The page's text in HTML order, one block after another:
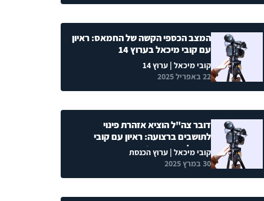
המצב הכספי הקשה של החמאס: ראיון
עם קובי מיכאל בערוץ 14
קובי מיכאל| ערוץ 14
22 באפריל 2025
דובר צה"ל הוציא אזהרת פינוי
לתושבים ברצועה: ראיון עם קובי
מיכאל בערוץ הכנסת
קובי מיכאל| ערוץ הכנסת
30 במרץ 2025